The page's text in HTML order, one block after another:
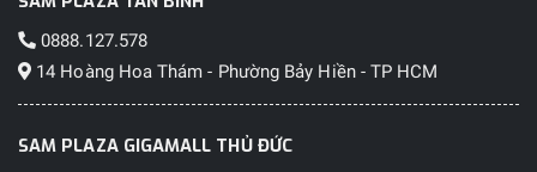
0888.127.578
14 Hoàng Hoa Thám - Phường Bảy Hiền - TP HCM
SAM PLAZA GIGAMALL THỦ ĐỨC